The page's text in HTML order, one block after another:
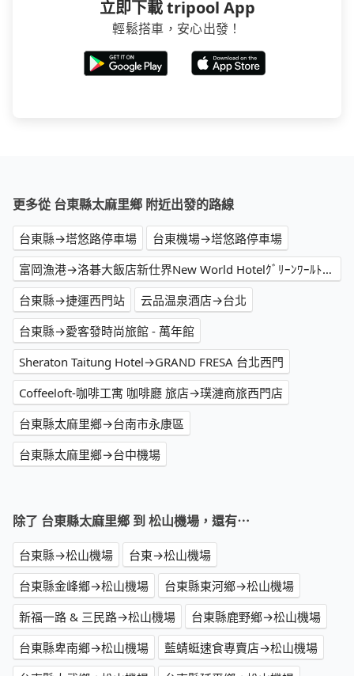
立即下載 tripool App
輕鬆搭車，安心出發！
更多從 台東縣太麻里鄉 附近出發的路線
台東縣→塔悠路停車場
台東機場→塔悠路停車場
富岡漁港→洛碁大飯店新仕界New World Hotelｸﾞﾘｰﾝﾜｰﾙﾄﾞ新仕界
台東縣→捷運西門站
云品温泉酒店→台北
台東縣→愛客發時尚旅館 - 萬年館
Sheraton Taitung Hotel→GRAND FRESA 台北西門
Coffeeloft-咖啡工寓 咖啡廳 旅店→璞漣商旅西門店
台東縣太麻里鄉→台南市永康區
台東縣太麻里鄉→台中機場
除了 台東縣太麻里鄉 到 松山機場，還有⋯
台東縣→松山機場
台東→松山機場
台東縣金峰鄉→松山機場
台東縣東河鄉→松山機場
新福一路 & 三民路→松山機場
台東縣鹿野鄉→松山機場
台東縣卑南鄉→松山機場
藍蜻蜓速食專賣店→松山機場